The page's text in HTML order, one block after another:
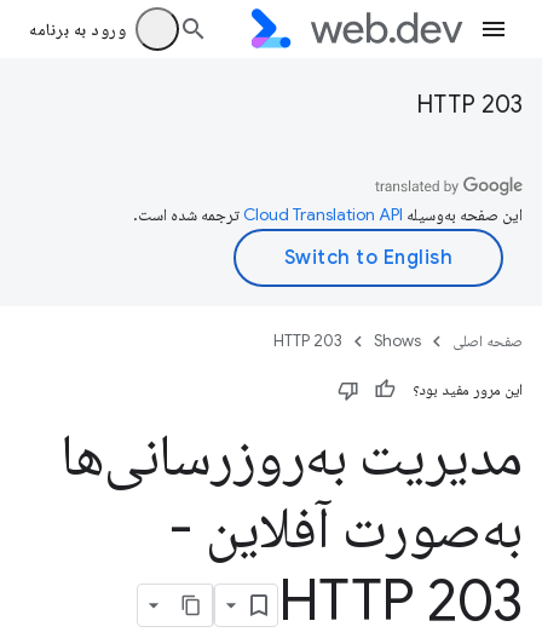
ورود به برنامه
HTTP 203
این صفحه به‌وسیله ترجمه شده است.
صفحه اصلی Shows
HTTP 203
این مرور مفید بود؟
مدیریت به‌روزرسانی‌ها
به‌صورت آفلاین -
HTTP 203